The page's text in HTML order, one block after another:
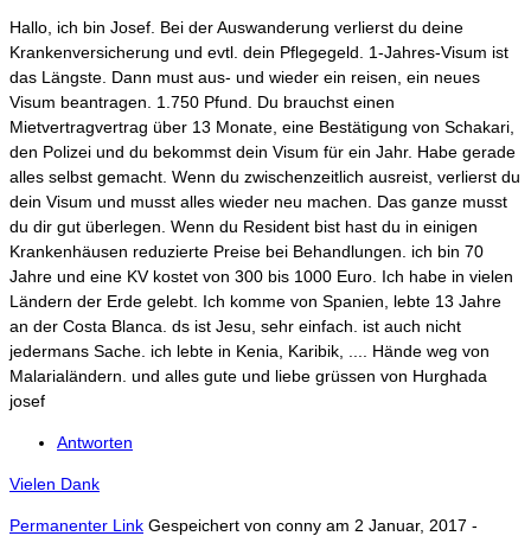
Hallo, ich bin Josef. Bei der Auswanderung verlierst du deine
Krankenversicherung und evtl. dein Pflegegeld. 1-Jahres-Visum ist
das Längste. Dann must aus- und wieder ein reisen, ein neues
Visum beantragen. 1.750 Pfund. Du brauchst einen
Mietvertragvertrag über 13 Monate, eine Bestätigung von Schakari,
den Polizei und du bekommst dein Visum für ein Jahr. Habe gerade
alles selbst gemacht. Wenn du zwischenzeitlich ausreist, verlierst du
dein Visum und musst alles wieder neu machen. Das ganze musst
du dir gut überlegen. Wenn du Resident bist hast du in einigen
Krankenhäusen reduzierte Preise bei Behandlungen. ich bin 70
Jahre und eine KV kostet von 300 bis 1000 Euro. Ich habe in vielen
Ländern der Erde gelebt. Ich komme von Spanien, lebte 13 Jahre
an der Costa Blanca. ds ist Jesu, sehr einfach. ist auch nicht
jedermans Sache. ich lebte in Kenia, Karibik, .... Hände weg von
Malarialändern. und alles gute und liebe grüssen von Hurghada
josef
Antworten
Vielen Dank
Permanenter Link Gespeichert von conny am 2 Januar, 2017 -